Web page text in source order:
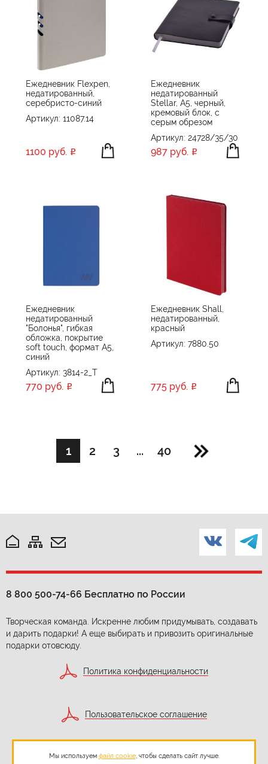
Ежедневник Flexpen,
недатированный,
серебристо-синий
Артикул: 11087.14
1100 руб.
Ежедневник
недатированный
Stellar, А5, черный,
кремовый блок, с
серым обрезом
Артикул: 24728/35/30
987 руб.
Ежедневник
недатированный
"Болонья", гибкая
обложка, покрытие
soft touch, формат А5,
синий
Артикул: 3814-2_T
770 руб.
Ежедневник Shall,
недатированный,
красный
Артикул: 7880.50
775 руб.
1 2 3 ... 40
8 800 500-74-66 Бесплатно по России
Творческая команда. Искренне любим придумывать, создавать
и дарить подарки! А еще выбирать и привозить оригинальные
подарки отовсюду.
Политика конфиденциальности
Пользовательское соглашение
Согласие на обработку персональных данных
Мы используем файл cookie, чтобы сделать сайт лучше.